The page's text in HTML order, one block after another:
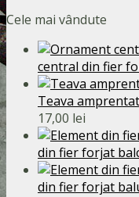
460,00
a
fost:
32,00 lei.
este:
29,00 lei.
Cele mai vândute
central din fier
Teava
17,00 lei
din fier forjat
din fier forjat